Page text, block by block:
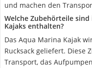
und machen den
Welche Zubehörteile
Kajaks enthalten?
Das Aqua Marina Kajak
Rucksack geliefert. Diese
Transport, das